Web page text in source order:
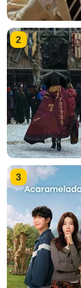
2
3